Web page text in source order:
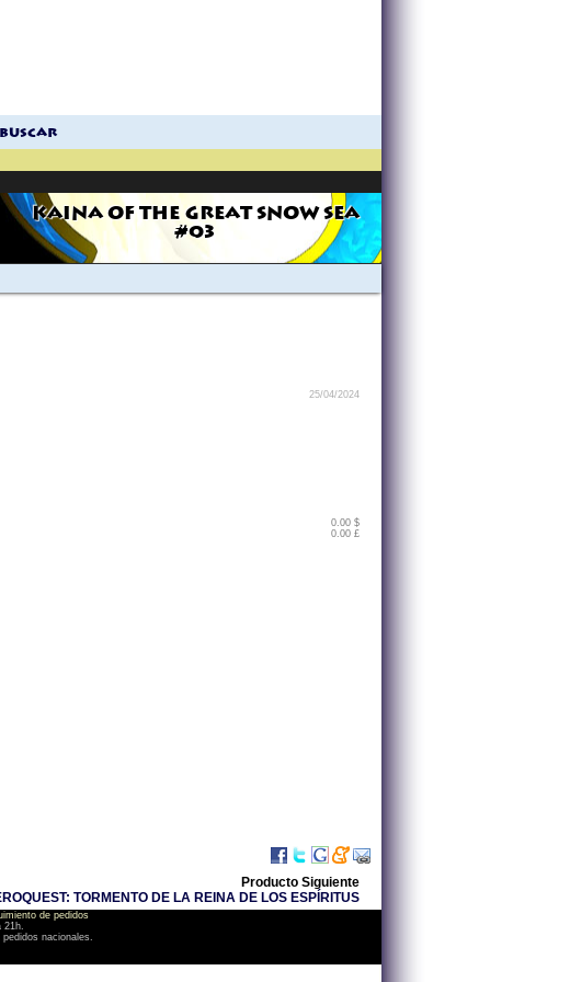
buscar
KAINA OF THE GREAT SNOW SEA
#03
25/04/2024
0.00 $
0.00 £
Producto Siguiente
TORMENTO DE LA REINA DE LOS ESPÍRITUS
de pedidos
21h.
nacionales.